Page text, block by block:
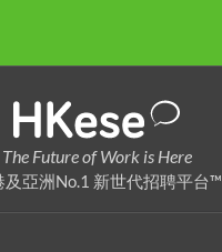
The Future of Work is Here
及亞洲No.1 新世代招聘平台™